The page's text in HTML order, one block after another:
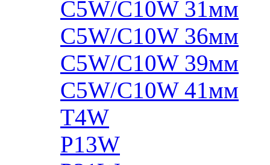
C5W/C10W 31мм
C5W/C10W 36мм
C5W/C10W 39мм
C5W/C10W 41мм
T4W
P13W